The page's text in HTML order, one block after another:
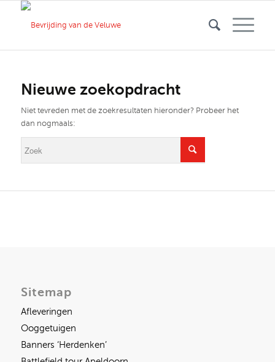
Nieuwe zoekopdracht
Niet tevreden met de zoekresultaten hieronder? Probeer het
dan nogmaals:
Sitemap
Afleveringen
Ooggetuigen
Banners ‘Herdenken’